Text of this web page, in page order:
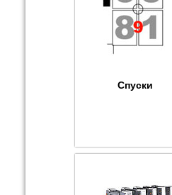
Спуски